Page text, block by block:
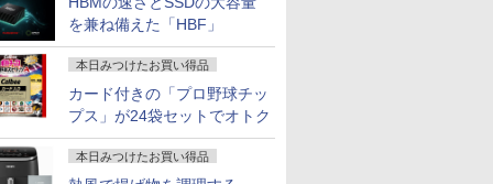
を兼ね備えた「HBF」
本日みつけたお買い得品
カード付きの「プロ野球チッ
プス」が24袋セットでオトク
本日みつけたお買い得品